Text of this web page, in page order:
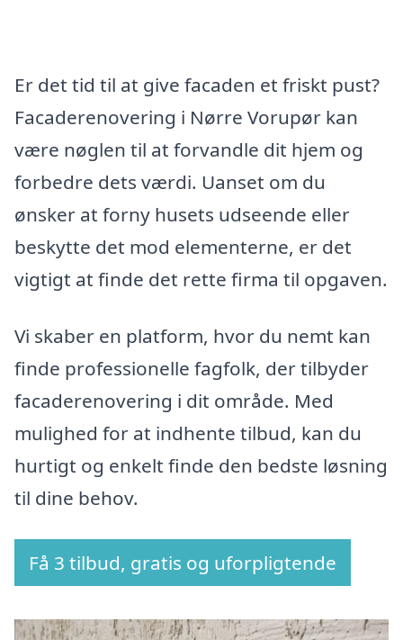
Er det tid til at give facaden et friskt pust?
Facaderenovering i Nørre Vorupør kan
være nøglen til at forvandle dit hjem og
forbedre dets værdi. Uanset om du
ønsker at forny husets udseende eller
beskytte det mod elementerne, er det
vigtigt at finde det rette firma til opgaven.
Vi skaber en platform, hvor du nemt kan
finde professionelle fagfolk, der tilbyder
facaderenovering i dit område. Med
mulighed for at indhente tilbud, kan du
hurtigt og enkelt finde den bedste løsning
til dine behov.
Få 3 tilbud, gratis og uforpligtende